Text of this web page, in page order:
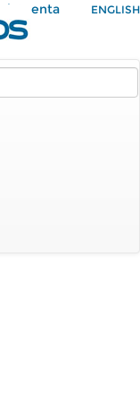
Mi Cuenta ENGLISH